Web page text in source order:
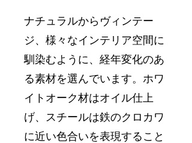
ナチュラルからヴィンテー
ジ、様々なインテリア空間に
馴染むように、経年変化のあ
る素材を選んでいます。ホワ
イトオーク材はオイル仕上
げ、スチールは鉄のクロカワ
に近い色合いを表現すること